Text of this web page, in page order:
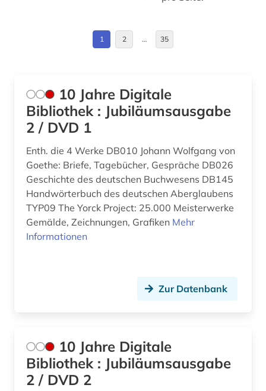
audiovisuelles material (1)
aufführung (1)
aufklärung (2)
aufsatz (1)
august von (1)
august wilhelm iffland (1)
aussprache (3)
auswanderung (1)
Liechtenstein (1)
Luxemburg (5)
Mecklenburg-Vorpommern (1)
Niederlande (32)
Nordamerika (1)
Nordrhein-Westfalen (1)
Rheinland-Pfalz (1)
1 2 … 35
10 Jahre Digitale
Bibliothek : Jubiläumsausgabe
2 / DVD 1
Enth. die 4 Werke DB010 Johann Wolfgang von
Goethe: Briefe, Tagebücher, Gespräche DB026
Geschichte des deutschen Buchwesens DB145
Handwörterbuch des deutschen Aberglaubens
TYP09 The Yorck Project: 25.000 Meisterwerke
Gemälde, Zeichnungen, Grafiken Mehr
Informationen
Zur Datenbank
10 Jahre Digitale
Bibliothek : Jubiläumsausgabe
2 / DVD 2